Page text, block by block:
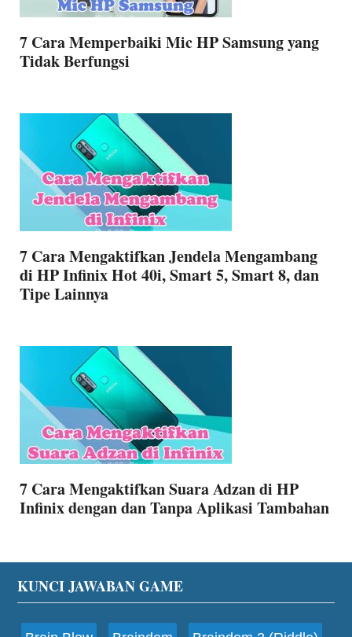
7 Cara Memperbaiki Mic HP Samsung yang
Tidak Berfungsi
7 Cara Mengaktifkan Jendela Mengambang
di HP Infinix Hot 40i, Smart 5, Smart 8, dan
Tipe Lainnya
7 Cara Mengaktifkan Suara Adzan di HP
Infinix dengan dan Tanpa Aplikasi Tambahan
Footer
KUNCI JAWABAN GAME